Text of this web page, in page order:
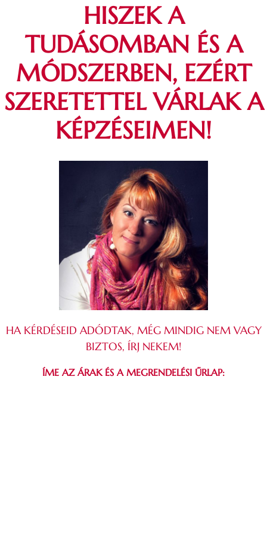
HISZEK A
TUDÁSOMBAN ÉS A
MÓDSZERBEN, EZÉRT
SZERETETTEL VÁRLAK A
KÉPZÉSEIMEN!
HA KÉRDÉSEID ADÓDTAK, MÉG MINDIG NEM VAGY
BIZTOS, ÍRJ NEKEM!
ÍME AZ ÁRAK ÉS A MEGRENDELÉSI ŰRLAP: